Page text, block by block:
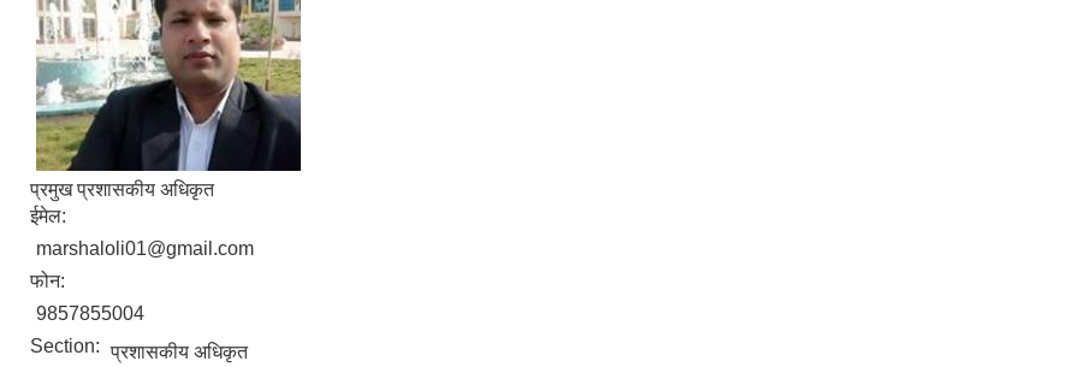
प्रमुख प्रशासकीय अधिकृत
ईमेल:
marshaloli01@gmail.com
फोन:
9857855004
Section: प्रशासकीय अधिकृत